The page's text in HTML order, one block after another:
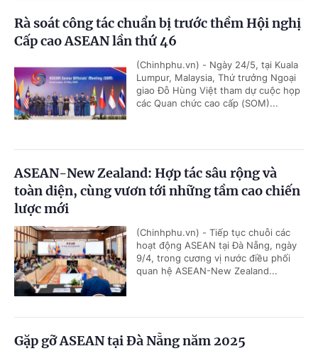
Rà soát công tác chuẩn bị trước thềm Hội nghị
Cấp cao ASEAN lần thứ 46
(Chinhphu.vn) - Ngày 24/5, tại Kuala
Lumpur, Malaysia, Thứ trưởng Ngoại
giao Đỗ Hùng Việt tham dự cuộc họp
các Quan chức cao cấp (SOM)...
ASEAN-New Zealand: Hợp tác sâu rộng và
toàn diện, cùng vươn tới những tầm cao chiến
lược mới
(Chinhphu.vn) - Tiếp tục chuỗi các
hoạt động ASEAN tại Đà Nẵng, ngày
9/4, trong cương vị nước điều phối
quan hệ ASEAN-New Zealand...
Gặp gỡ ASEAN tại Đà Nẵng năm 2025